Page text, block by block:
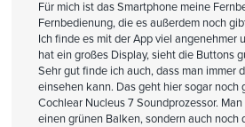
Für mich ist das Smartphone meine
Fernbedienung, die es außerdem noch
Ich finde es mit der App viel angenehmer
hat ein großes Display, sieht die Buttons
Sehr gut finde ich auch, dass man immer
einsehen kann. Das geht hier sogar noch
Cochlear Nucleus 7 Soundprozessor.
einen grünen Balken, sondern auch noch